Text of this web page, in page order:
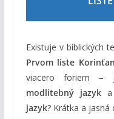
Existuje v biblických
Prvom liste
viacero foriem –
modlitebný jazyka
jazyk? Krátka a jasná